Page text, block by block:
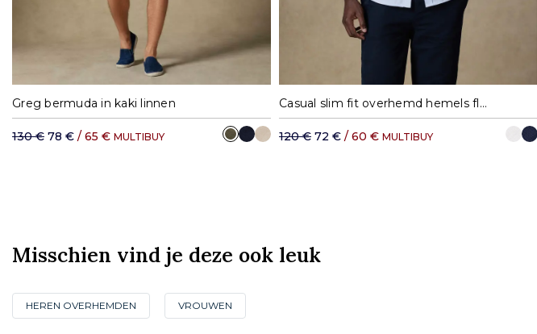
38 40 42 44 46
Greg bermuda in kaki linnen
130 € 78 € / 65 € MULTIBUY
S M L XL XXL Casual slim fit overhemd hemels flanel
120 € 72 € / 60 € MULTIBUY
Misschien vind je deze ook leuk
HEREN OVERHEMDEN VROUWEN